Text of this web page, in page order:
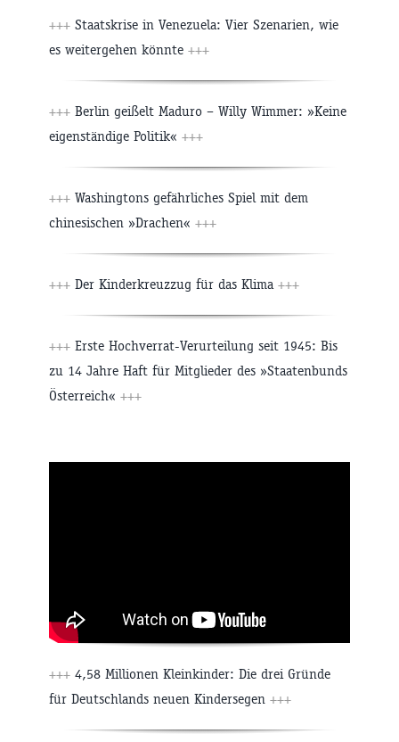
+++ Staatskrise in Venezuela: Vier Szenarien, wie
es weitergehen könnte +++
+++ Berlin geißelt Maduro – Willy Wimmer: »Keine
eigenständige Politik« +++
+++ Washingtons gefährliches Spiel mit dem
chinesischen »Drachen« +++
+++ Der Kinderkreuzzug für das Klima +++
+++ Erste Hochverrat-Verurteilung seit 1945: Bis
zu 14 Jahre Haft für Mitglieder des »Staatenbunds
Österreich« +++
+++ 4,58 Millionen Kleinkinder: Die drei Gründe
für Deutschlands neuen Kindersegen +++